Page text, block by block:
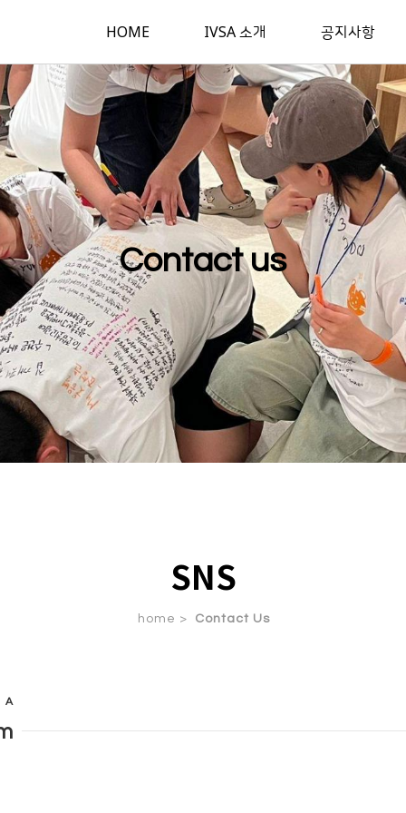
HOME IVSA 소개 공지사항
Contact us
SNS
home > Contact Us